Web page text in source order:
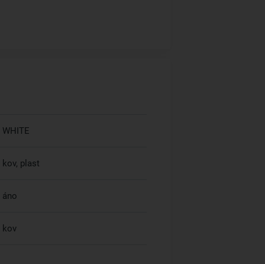
WHITE
kov, plast
áno
kov